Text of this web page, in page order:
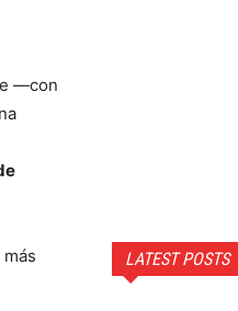
—con
LATEST POSTS